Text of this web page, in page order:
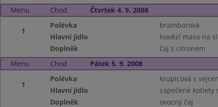
Menu
Chod Čtvrtek 4. 9. 2008
1
Polévka
bramborová
Hlavní jídlo
hovězí maso na
Doplněk
čaj s citronem
Menu
Chod Pátek 5. 9. 2008
1
Polévka
krupicová s
Hlavní jídlo
zapečené kotlety
Doplněk
ovocný čaj